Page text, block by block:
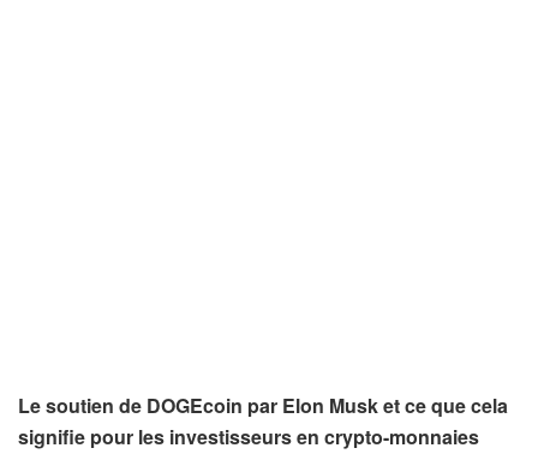
Le soutien de DOGEcoin par Elon Musk et ce que cela
signifie pour les investisseurs en crypto-monnaies